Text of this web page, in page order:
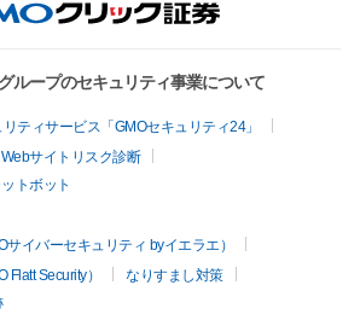
ループのセキュリティ事業について
ティサービス「GMOセキュリティ24」
Webサイトリスク診断
トボット
イバーセキュリティ byイエラエ）
Security）
なりすまし対策